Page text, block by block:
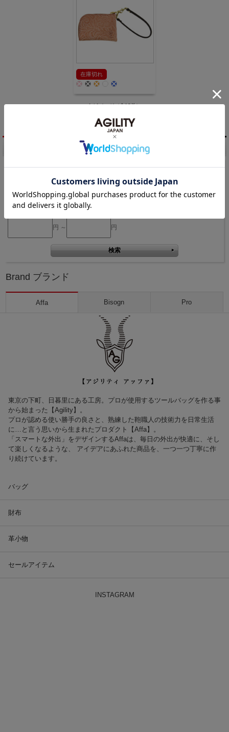
在庫切れ
1 / 1ページ（全13件）
円 ～
円
Brand ブランド
Affa Bisogn Pro
東京の下町、日暮里にある工房。プロが使用するツールバッグを作る事
から始まった【Agility】。
プロが認める使い勝手の良さと、熟練した鞄職人の技術力を日常生活
に…と言う思いから生まれたプロダクト【Affa】。
「スマートな外出」をデザインするAffaは、毎日の外出が快適に、そし
て楽しくなるような、 アイデアにあふれた商品を、一つ一つ丁寧に作
り続けています。
バッグ
財布
革小物
セールアイテム
INSTAGRAM